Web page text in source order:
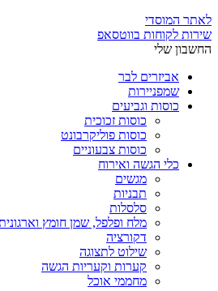
לאתר המוסדי
שירות לקוחות בווטסאפ
החשבון שלי
אביזרים לבר
שמפניירות
כוסות וגביעים
כוסות זכוכית
כוסות פוליקרבונט
כוסות צבעוניים
כלי הגשה ואירוח
מגשים
תבניות
סלסלות
מלח ופלפל, שמן חומץ
דקורציה
שילוט לתצוגה
קערות וקעריות הגשה
מחממי אוכל